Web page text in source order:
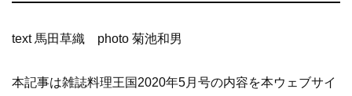
text 馬田草織 photo 菊池和男
本記事は雑誌料理王国2020年5月号の内容を本ウェブサイ